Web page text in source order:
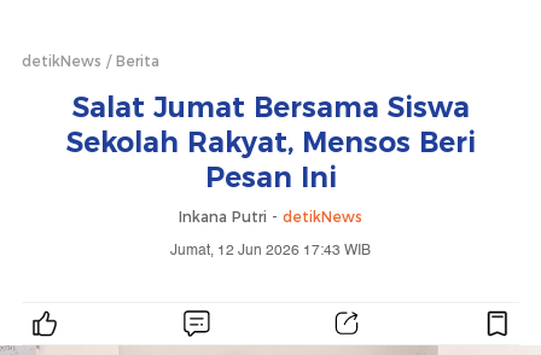
detikNews Berita
Salat Jumat Bersama Siswa
Sekolah Rakyat, Mensos Beri
Pesan Ini
Inkana Putri - detikNews
Jumat, 12 Jun 2026 17:43 WIB